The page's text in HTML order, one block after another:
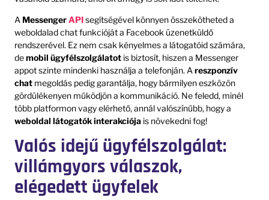
A MessengerAPIsegítségével könnyen összekötheted a
weboldalad chat funkcióját a Facebook üzenetküldő
rendszerével. Ez nem csak kényelmes a látogatóid számára,
demobil ügyfélszolgálatot is biztosít, hiszen a Messenger
appot szinte mindenki használja a telefonján. Areszponzív
chat megoldás pedig garantálja, hogy bármilyen eszközön
gördülékenyen működjön a kommunikáció. Ne feledd, minél
több platformon vagy elérhető, annál valószínűbb, hogy a
weboldal látogatók interakciója is növekedni fog!
Valós idejű ügyfélszolgálat:
villámgyors válaszok,
elégedett ügyfelek